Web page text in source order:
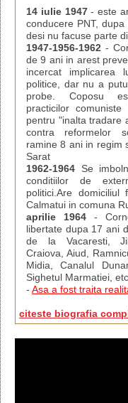
14 iulie 1947- este
conducere PNT, dupa
desi nu facuse parte
1947-1956-1962 -
de 9 ani in arest
incercat implicarea
politice, dar nu a
probe. Coposu
practicilor
pentru "inalta tradare
contra reformelor
ramine 8 ani in regim
Sarat
1962-1964 Se
conditiilor de
politici.Are
Calmatui in comuna
aprilie 1964-
libertate dupa 17 ani
de la Vacaresti,
Craiova, Aiud,
Midia, Canalul
Sighetul Marmatiei, etc.
- Asa a fost traita
citeste biografia